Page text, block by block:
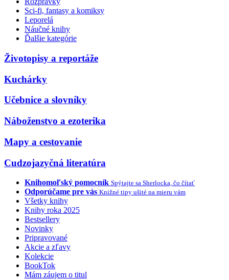
Sci-fi, fantasy a komiksy
Leporelá
Náučné knihy
Ďalšie kategórie
Životopisy a reportáže
Kuchárky
Učebnice a slovníky
Náboženstvo a ezoterika
Mapy a cestovanie
Cudzojazyčná literatúra
Knihomoľský pomocník Spýtajte sa Sherlocka, čo čítať
Odporúčame pre vás Knižné tipy ušité na mieru vám
Všetky knihy
Knihy roka 2025
Bestsellery
Novinky
Pripravované
Akcie a zľavy
Kolekcie
BookTok
Mám záujem o titul